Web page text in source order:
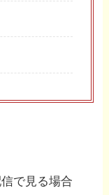
で見る場合